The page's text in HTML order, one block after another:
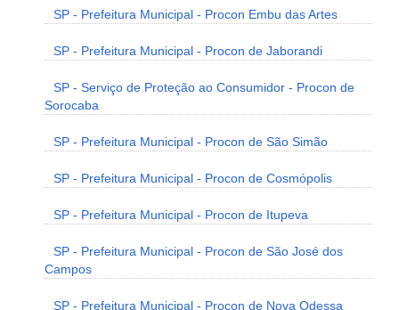
SP - Prefeitura Municipal - Procon Embu das Artes
SP - Prefeitura Municipal - Procon de Jaborandi
SP - Serviço de Proteção ao Consumidor - Procon de
Sorocaba
SP - Prefeitura Municipal - Procon de São Simão
SP - Prefeitura Municipal - Procon de Cosmópolis
SP - Prefeitura Municipal - Procon de Itupeva
SP - Prefeitura Municipal - Procon de São José dos
Campos
SP - Prefeitura Municipal - Procon de Nova Odessa